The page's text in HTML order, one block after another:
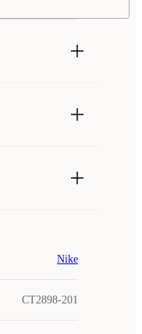
Nike
CT2898-201